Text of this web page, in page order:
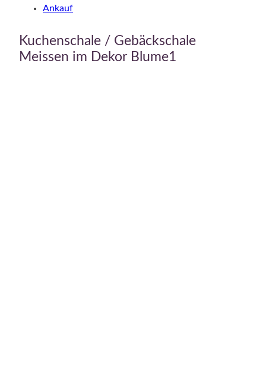
Ankauf
Kuchenschale / Gebäckschale
Meissen im Dekor Blume1